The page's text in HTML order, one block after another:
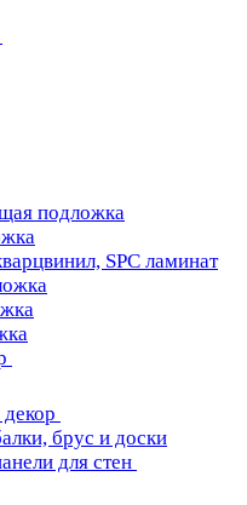
подложка
SPC ламинат
брус и доски
для стен